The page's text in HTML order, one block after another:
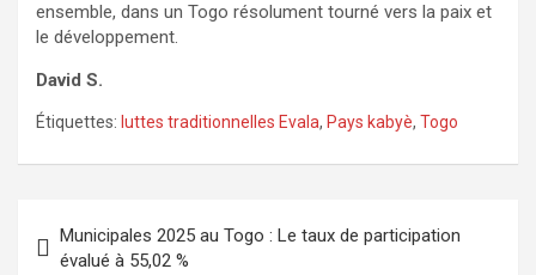
ensemble, dans un Togo résolument tourné vers la paix et
le développement.
David S.
Étiquettes: luttes traditionnelles Evala, Pays kabyè, Togo
de
Municipales 2025 au Togo : Le taux de participation
évalué à 55,02 %